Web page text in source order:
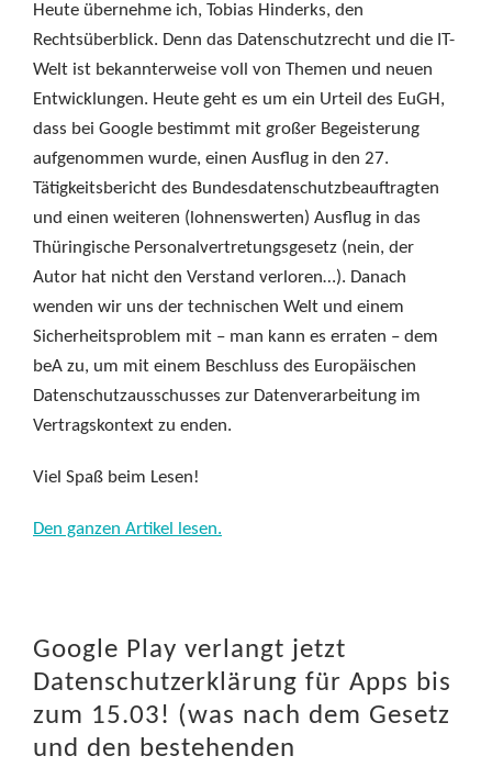
Heute übernehme ich, Tobias Hinderks, den
Rechtsüberblick. Denn das Datenschutzrecht und die IT-
Welt ist bekannterweise voll von Themen und neuen
Entwicklungen. Heute geht es um ein Urteil des EuGH,
dass bei Google bestimmt mit großer Begeisterung
aufgenommen wurde, einen Ausflug in den 27.
Tätigkeitsbericht des Bundesdatenschutzbeauftragten
und einen weiteren (lohnenswerten) Ausflug in das
Thüringische Personalvertretungsgesetz (nein, der
Autor hat nicht den Verstand verloren…). Danach
wenden wir uns der technischen Welt und einem
Sicherheitsproblem mit – man kann es erraten – dem
beA zu, um mit einem Beschluss des Europäischen
Datenschutzausschusses zur Datenverarbeitung im
Vertragskontext zu enden.
Viel Spaß beim Lesen!
Den ganzen Artikel lesen.
Google Play verlangt jetzt
Datenschutzerklärung für Apps bis
zum 15.03! (was nach dem Gesetz
und den bestehenden